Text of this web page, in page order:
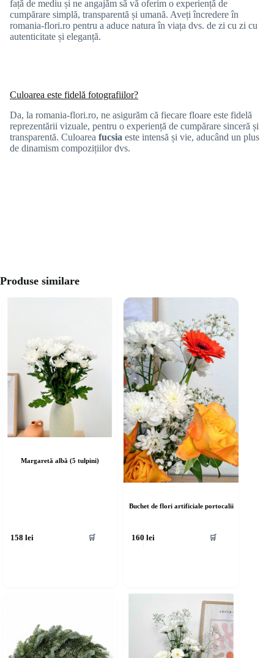
față de mediu și ne angajăm să vă oferim o experiență de
cumpărare simplă, transparentă și umană. Aveți încredere în
romania-flori.ro pentru a aduce natura în viața dvs. de zi cu zi cu
autenticitate și eleganță.
Culoarea este fidelă fotografiilor?
Da, la romania-flori.ro, ne asigurăm că fiecare floare este fidelă
reprezentării vizuale, pentru o experiență de cumpărare sinceră și
transparentă. Culoarea fucsia este intensă și vie, aducând un plus
de dinamism compozițiilor dvs.
Produse similare
Margaretă albă (5 tulpini)
158lei 🛒
Buchet de flori artificiale portocalii
160lei 🛒